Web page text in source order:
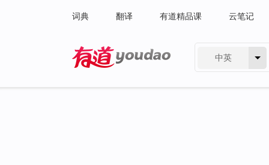
词典 翻译 有道精品课 云笔记
中英